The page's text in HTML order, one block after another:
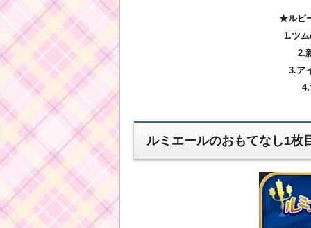
★ルビ
1.ツ
2.
3.ア
ルミエールのおもてなし1枚